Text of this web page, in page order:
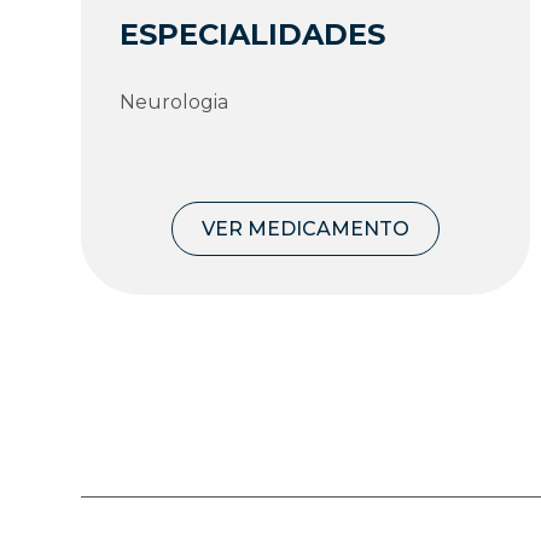
ESPECIALIDADES
Neurologia
VER MEDICAMENTO